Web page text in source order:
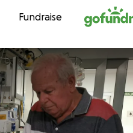
Fundraise